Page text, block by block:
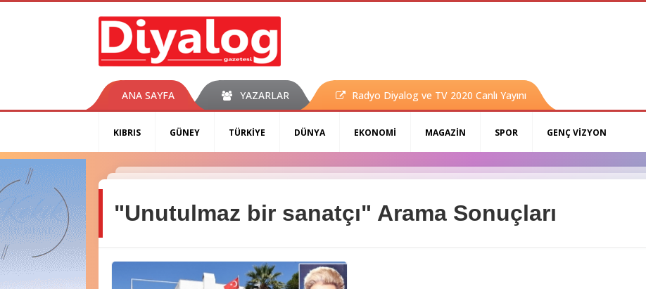
ANA SAYFA YAZARLAR Radyo Diyalog ve TV 2020 Canlı Yayını
KIBRIS GÜNEY TÜRKİYE DÜNYA EKONOMİ MAGAZİN SPOR GENÇ VİZYON
"Unutulmaz bir sanatçı" Arama Sonuçları